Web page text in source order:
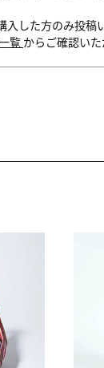
入した方のみ投稿
覧 からご確認いた